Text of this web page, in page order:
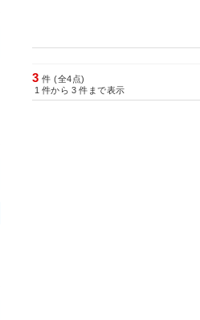
3 件 (全4点)
1 件から 3 件まで表示